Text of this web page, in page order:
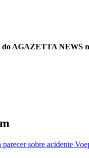
do AGAZETTA NEWS